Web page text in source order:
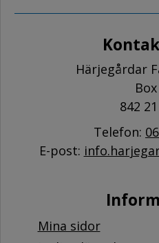
Härjegårdar
842
Telefon:
E-post:
Mina sidor